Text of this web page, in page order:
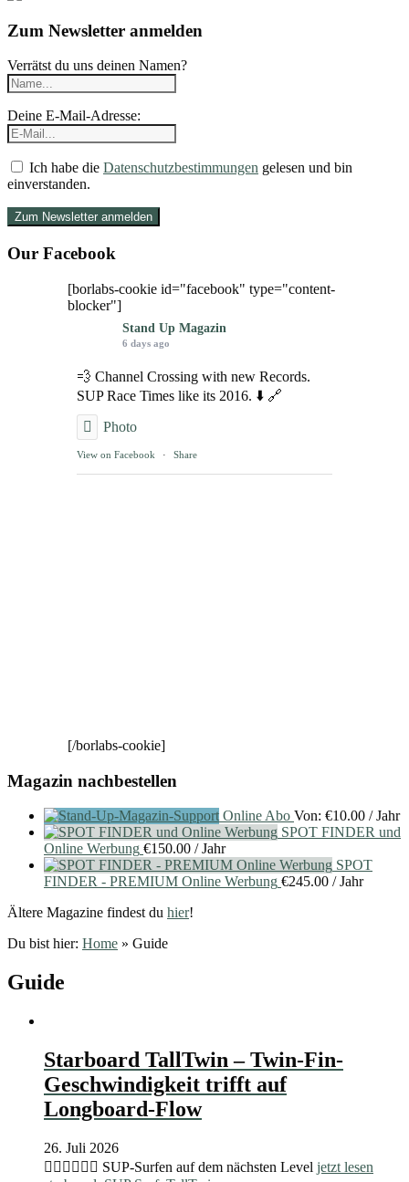
Zum Newsletter anmelden
Verrätst du uns deinen Namen?
Deine E-Mail-Adresse:
Ich habe die Datenschutzbestimmungen gelesen und bin
einverstanden.
Our Facebook
[borlabs-cookie id="facebook" type="content-
blocker"]
Stand Up Magazin
6 days ago
💨 Channel Crossing with new Records.
SUP Race Times like its 2016. ⬇️ 🔗
Photo
View on Facebook · Share
[/borlabs-cookie]
Magazin nachbestellen
Online Abo Von: €10.00 / Jahr
SPOT FINDER und
Online Werbung €150.00 / Jahr
SPOT
FINDER - PREMIUM Online Werbung €245.00 / Jahr
Ältere Magazine findest du hier!
Du bist hier: Home » Guide
Guide
Starboard TallTwin – Twin-Fin-
Geschwindigkeit trifft auf
Longboard-Flow
26. Juli 2026
🏄🏽‍♀️🏄🏼‍♂️ SUP-Surfen auf dem nächsten Level jetzt lesen